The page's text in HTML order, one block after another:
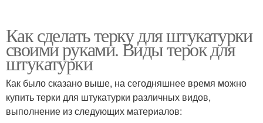
Как сделать терку для штукатурки
своими руками. Виды терок для
штукатурки
Как было сказано выше, на сегодняшнее время можно
купить терки для штукатурки различных видов,
выполнение из следующих материалов: